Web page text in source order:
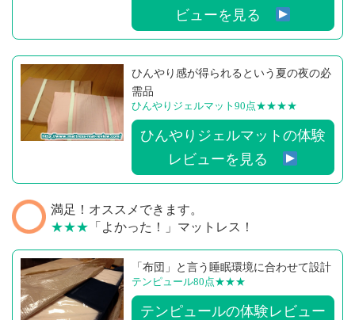
ビューを見る
ひんやり感が得られるという夏の夜の必
需品
ひんやりジェルマット90点★★★★
ひんやりジェルマットの体験
レビューを見る
満足！オススメできます。
★★★ 「よかった！」マットレス！
「布団」と言う睡眠環境に合わせて設計
テンピュール80点★★★
テンピュールの体験レビュー